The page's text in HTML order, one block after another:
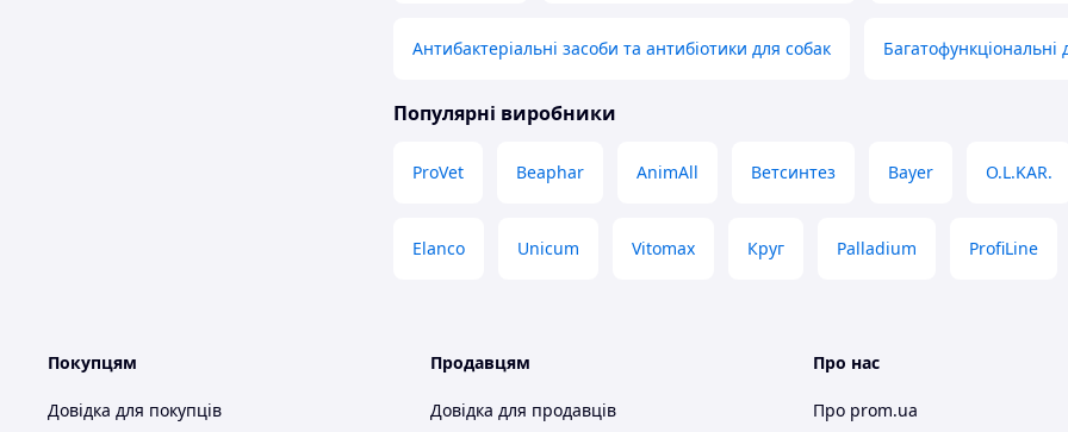
Антибактеріальні засоби та антибіотики для собак Багатофункціональні
Популярні виробники
ProVet Beaphar AnimAll Ветсинтез Bayer O.L.KAR.
Elanco Unicum Vitomax Круг Palladium ProfiLine
Покупцям
Довідка для покупців
Продавцям
Довідка для продавців
Про нас
Про prom.ua